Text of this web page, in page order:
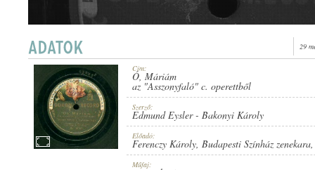
MEGJELENÉS IDEJE: 1912 KÖRÜL
29
Cím:
Ó, Máriám
az "Asszonyfaló" c. operettből
Szerző:
Edmund Eysler- Bakonyi Károly
Előadó:
Ferenczy Károly, Budapesti Színház zenekara
Műfaj: